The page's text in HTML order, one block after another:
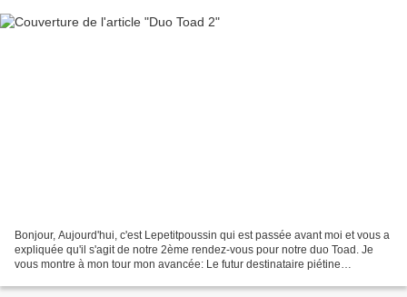
Bonjour, Aujourd'hui, c'est Lepetitpoussin qui est passée avant moi et vous a
expliquée qu'il s'agit de notre 2ème rendez-vous pour notre duo Toad. Je
vous montre à mon tour mon avancée: Le futur destinataire piétine